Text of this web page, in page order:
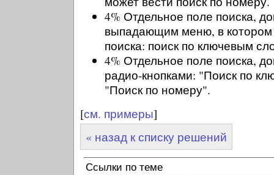
4% Отдельное поле поиска,
выпадающим меню, в
поиска: поиск по ключевым
4% Отдельное поле поиска,
радио-кнопками: "Поиск по
"Поиск по номеру".
[см. примеры]
« назад к списку решений
Ссылки по теме